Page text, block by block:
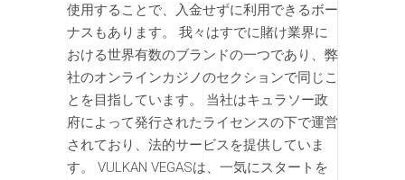
使用することで、入金せずに利用できるボー
ナスもあります。 我々はすでに賭け業界に
おける世界有数のブランドの一つであり、弊
社のオンラインカジノのセクションで同じこ
とを目指しています。 当社はキュラソー政
府によって発行されたライセンスの下で運営
されており、法的サービスを提供していま
す。 VULKAN VEGASは、一気にスタートを